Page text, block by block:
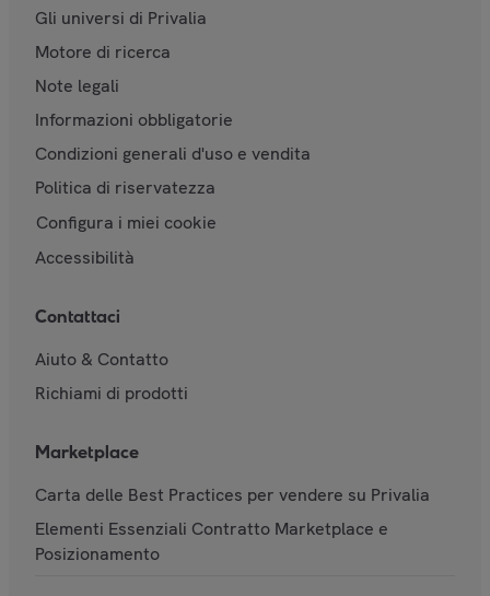
Gli universi di Privalia
Motore di ricerca
Note legali
Informazioni obbligatorie
Condizioni generali d'uso e vendita
Politica di riservatezza
Configura i miei cookie
Accessibilità
Contattaci
Aiuto & Contatto
Richiami di prodotti
Marketplace
Carta delle Best Practices per vendere su Privalia
Elementi Essenziali Contratto Marketplace e
Posizionamento